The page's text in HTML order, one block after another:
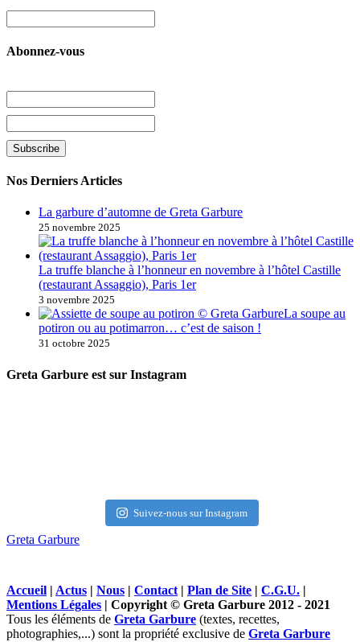
Abonnez-vous
Nos Derniers Articles
La garbure d’automne de Greta Garbure
25 novembre 2025
La truffe blanche à l’honneur en novembre à l’hôtel Castille
(restaurant Assaggio), Paris 1er
3 novembre 2025
La soupe au
potiron ou au potimarron… c’est de saison !
31 octobre 2025
Greta Garbure est sur Instagram
Suivez-nous sur Instagram
Greta Garbure
Accueil | Actus | Nous | Contact | Plan de Site | C.G.U. |
Mentions Légales | Copyright © Greta Garbure 2012 - 2021
Tous les éléments de Greta Garbure (textes, recettes,
photographies,...) sont la propriété exclusive de Greta Garbure